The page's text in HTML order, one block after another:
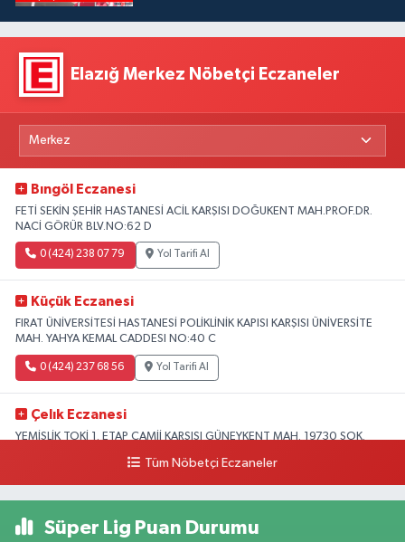
Elazığ Merkez Nöbetçi Eczaneler
Bıngöl Eczanesi
FETİ SEKİN ŞEHİR HASTANESİ ACİL KARŞISI DOĞUKENT MAH.PROF.DR.
NACİ GÖRÜR BLV.NO:62 D
0 (424) 238 07 79 Yol Tarifi Al
Küçük Eczanesi
FIRAT ÜNİVERSİTESİ HASTANESİ POLİKLİNİK KAPISI KARŞISI ÜNİVERSİTE
MAH. YAHYA KEMAL CADDESI NO:40 C
0 (424) 237 68 56 Yol Tarifi Al
Çelık Eczanesi
YEMİŞLİK TOKİ 1. ETAP CAMİİ KARŞISI GÜNEYKENT MAH. 19730 SOK.
Tanrıverdı Eczanesi
Tüm Nöbetçi Eczaneler
Süper Lig Puan Durumu